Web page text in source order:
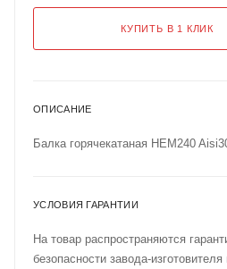
КУПИТЬ В 1 КЛИК
ОПИСАНИЕ
Балка горячекатаная HEM240
УСЛОВИЯ ГАРАНТИИ
На товар распространяются
безопасности завода-изготовителя